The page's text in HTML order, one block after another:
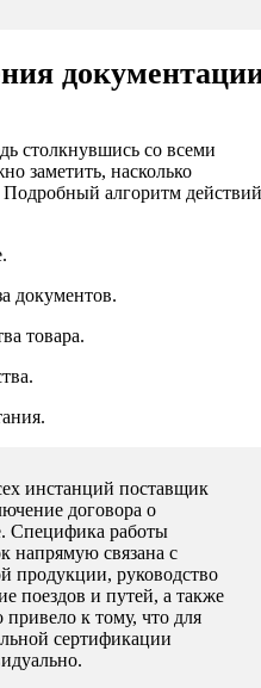
столкнувшись со всеми
заметить, насколько
алгоритм действий
документов.
товара.
инстанций поставщик
договора о
Специфика работы
напрямую связана с
продукции, руководство
поездов и путей, а также
привело к тому, что для
сертификации